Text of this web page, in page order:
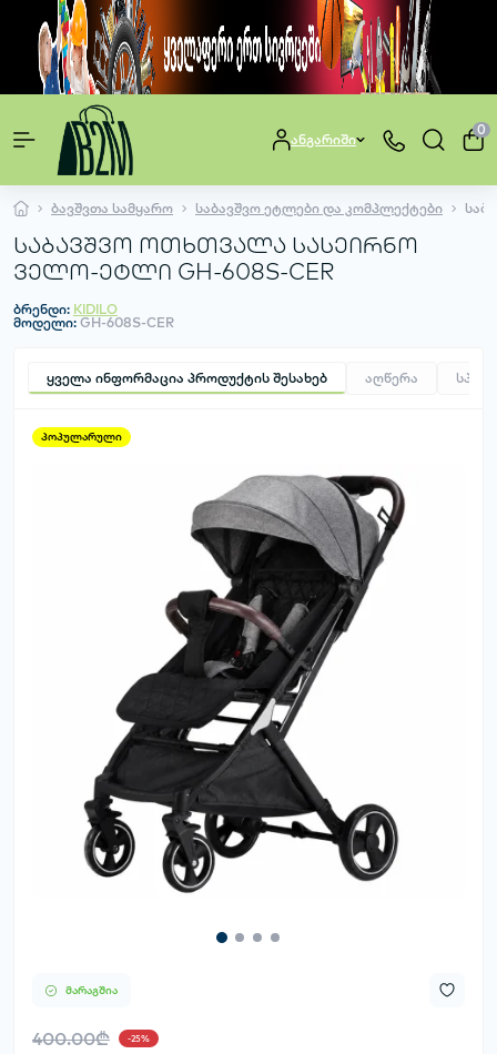
ანგარიში
0
ბავშვთა სამყარო საბავშვო ეტლები და კომპლექტები
საბავშვო ოთხთვალა სასეირნო
ველო-ეტლი GH-608S-CER
ბრენდი: KIDILO
მოდელი: GH-608S-CER
ყველა ინფორმაცია პროდუქტის შესახებ აღწერა
პოპულარული
მარაგშია
400.00₾ -25%